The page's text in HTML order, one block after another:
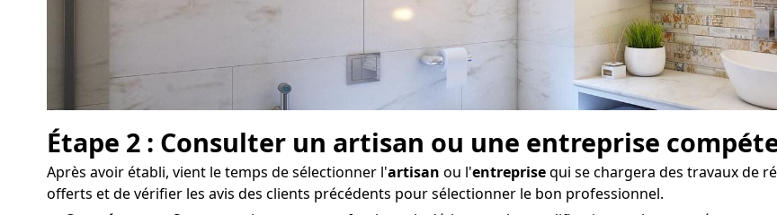
Étape 2 : Consulter un artisan ou une entreprise
Après avoir établi, vient le temps de sélectionner l'artisan ou l'entreprisequi se chargera des travaux de
offerts et de vérifier les avis des clients précédents pour sélectionner le bon professionnel.